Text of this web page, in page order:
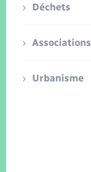
Déchets
Associations
Urbanisme